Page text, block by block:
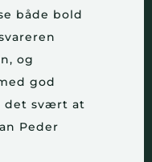
både bold
og
god
det svært at
Peder